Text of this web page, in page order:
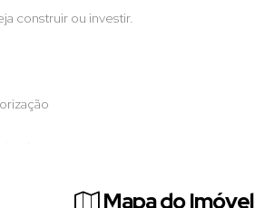
construir ou investir.
e agende uma visita!Mapa do Imóvel